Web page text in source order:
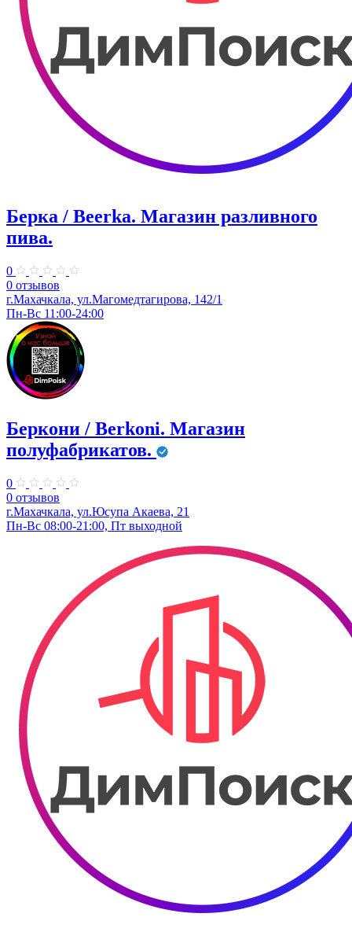
Берка / Beerka. Магазин разливного
пива.
0
0 отзывов
г.Махачкала, ул.Магомедтагирова, 142/1
Пн-Вс 11:00-24:00
Беркони / Berkoni. ​Магазин
полуфабрикатов.
0
0 отзывов
г.Махачкала, ул.Юсупа Акаева, 21
Пн-Вс 08:00-21:00, Пт выходной